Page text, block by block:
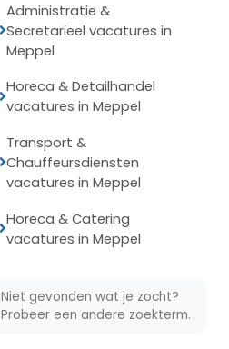
Administratie &
Secretarieel vacatures in
Meppel
Horeca & Detailhandel
vacatures in Meppel
Transport &
Chauffeursdiensten
vacatures in Meppel
Horeca & Catering
vacatures in Meppel
Niet gevonden wat je zocht?
Probeer een andere zoekterm.